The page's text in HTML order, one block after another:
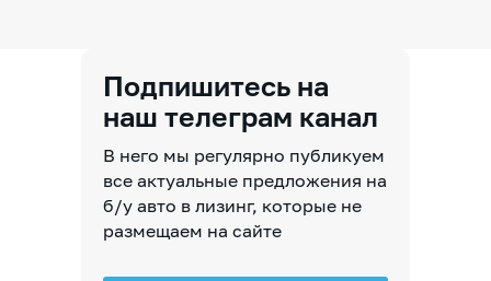
В него мы регулярно публикуем
все актуальные предложения на
б/у авто в лизинг, которые не
размещаем на сайте
Подпишитесь на
наш телеграм канал